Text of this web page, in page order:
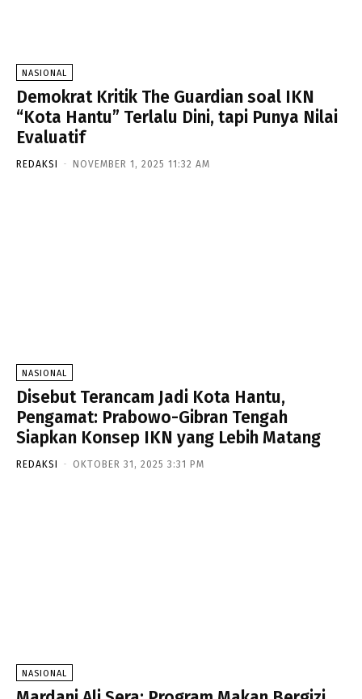
NASIONAL
Demokrat Kritik The Guardian soal IKN
“Kota Hantu” Terlalu Dini, tapi Punya Nilai
Evaluatif
REDAKSI - NOVEMBER 1, 2025 11:32 AM
NASIONAL
Disebut Terancam Jadi Kota Hantu,
Pengamat: Prabowo-Gibran Tengah
Siapkan Konsep IKN yang Lebih Matang
REDAKSI - OKTOBER 31, 2025 3:31 PM
NASIONAL